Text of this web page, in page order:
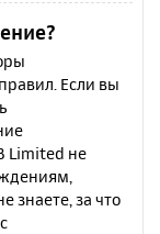
Если вы
Limited не
знаете, за что